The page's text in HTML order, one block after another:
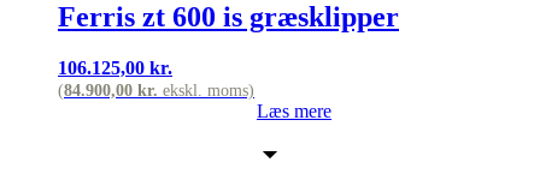
Ferris zt 600 is græsklipper
106.125,00 kr.
(84.900,00 kr. ekskl. moms)
Læs mere